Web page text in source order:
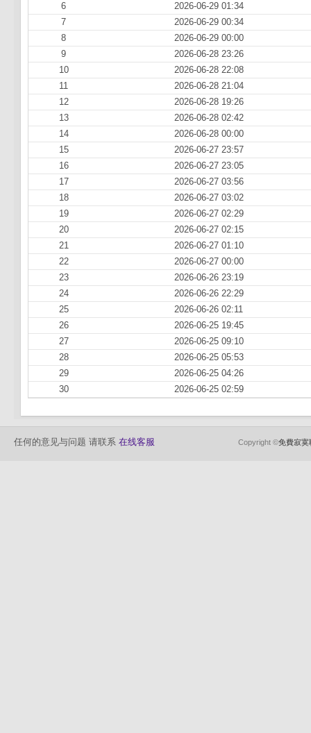
6
2026-06-29 01:34
7
2026-06-29 00:34
8
2026-06-29 00:00
9
2026-06-28 23:26
10
2026-06-28 22:08
11
2026-06-28 21:04
12
2026-06-28 19:26
13
2026-06-28 02:42
14
2026-06-28 00:00
15
2026-06-27 23:57
16
2026-06-27 23:05
17
2026-06-27 03:56
18
2026-06-27 03:02
19
2026-06-27 02:29
20
2026-06-27 02:15
21
2026-06-27 01:10
22
2026-06-27 00:00
23
2026-06-26 23:19
24
2026-06-26 22:29
25
2026-06-26 02:11
26
2026-06-25 19:45
27
2026-06-25 09:10
28
2026-06-25 05:53
29
2026-06-25 04:26
30
2026-06-25 02:59
任何的意见与问题 请联系 在线客服 Copyright ©免費寂寞